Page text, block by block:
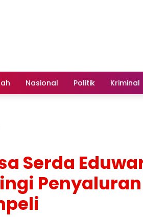
Nasional Politik Kriminal
Serda
Penyaluran